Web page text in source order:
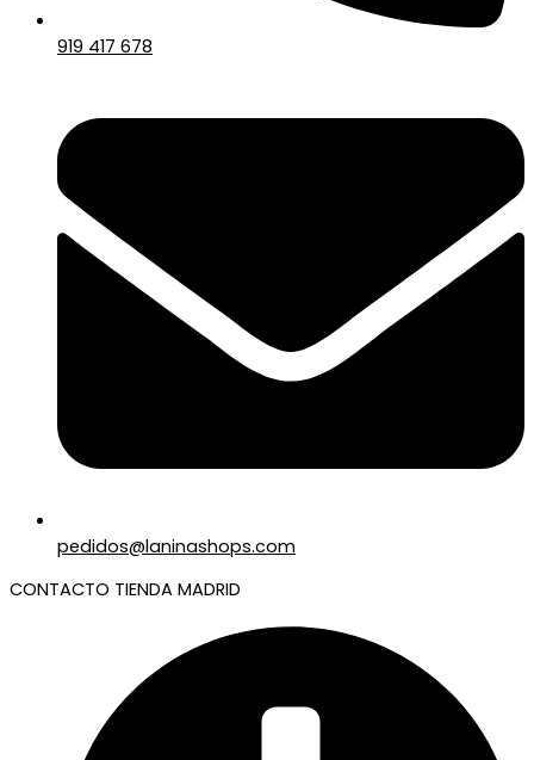
919 417 678
pedidos@laninashops.com
CONTACTO TIENDA MADRID